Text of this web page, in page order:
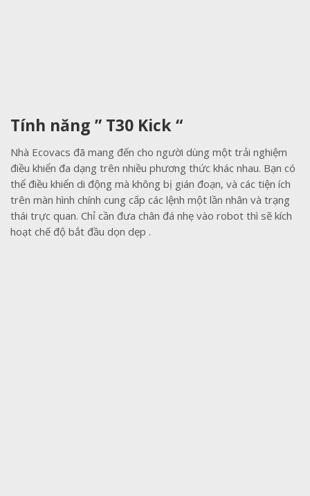
Tính năng ” T30 Kick “
Nhà Ecovacs đã mang đến cho người dùng một trải nghiệm
điều khiển đa dạng trên nhiều phương thức khác nhau. Bạn có
thể điều khiển di động mà không bị gián đoạn, và các tiện ích
trên màn hình chính cung cấp các lệnh một lần nhân và trạng
thái trực quan. Chỉ cần đưa chân đá nhẹ vào robot thì sẽ kích
hoạt chế độ bắt đầu dọn dẹp .